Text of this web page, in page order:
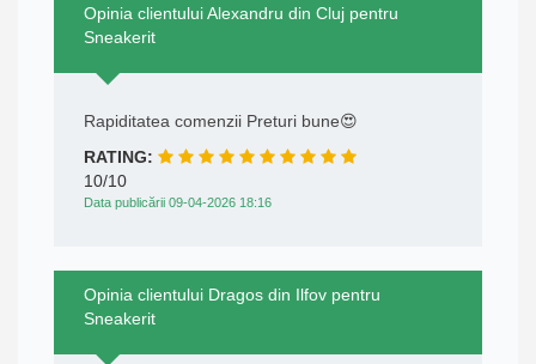
Opinia clientului Alexandru din Cluj pentru
Sneakerit
Rapiditatea comenzii Preturi bune😍
RATING:
10/10
Data publicării 09-04-2026 18:16
Opinia clientului Dragos din Ilfov pentru
Sneakerit